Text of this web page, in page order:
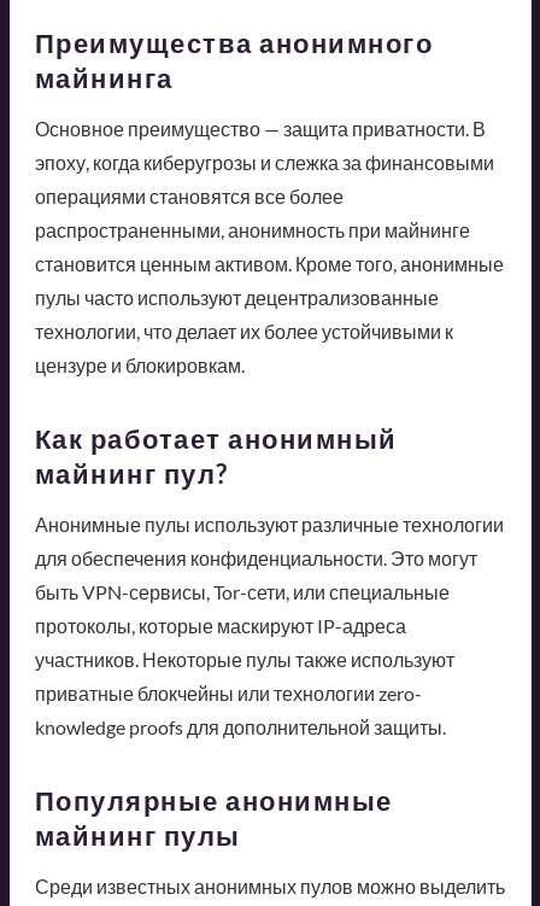
Преимущества анонимного
майнинга
Основное преимущество — защита приватности. В
эпоху, когда киберугрозы и слежка за финансовыми
операциями становятся все более
распространенными, анонимность при майнинге
становится ценным активом. Кроме того, анонимные
пулы часто используют децентрализованные
технологии, что делает их более устойчивыми к
цензуре и блокировкам.
Как работает анонимный
майнинг пул?
Анонимные пулы используют различные технологии
для обеспечения конфиденциальности. Это могут
быть VPN-сервисы, Tor-сети, или специальные
протоколы, которые маскируют IP-адреса
участников. Некоторые пулы также используют
приватные блокчейны или технологии zero-
knowledge proofs для дополнительной защиты.
Популярные анонимные
майнинг пулы
Среди известных анонимных пулов можно выделить